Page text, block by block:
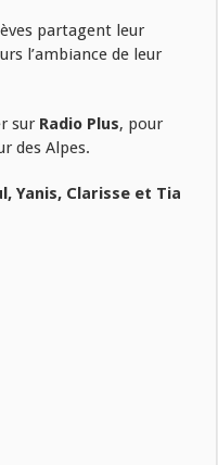
partagent leur
l’ambiance de leur
sur Radio Plus, pour
des Alpes.
Yanis, Clarisse et Tia